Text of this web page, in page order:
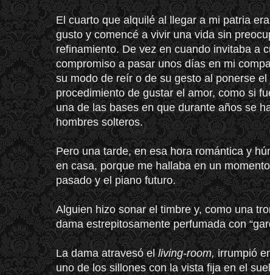
El cuarto que alquilé al llegar a mi patria
gusto y comencé a vivir una vida sin
refinamiento. De vez en cuando invitaba a
compromiso a pasar unos días en mi
su modo de reír o de su gesto al ponerse el
procedimiento de gustar el amor, como si
una de las bases en que durante años se
hombres solteros.
Pero una tarde, en esa hora romántica y
en casa, porque me hallaba en un
pasado y el piano futuro.
Alguien hizo sonar el timbre y, como una
dama estrepitosamente perfumada con
La dama atravesó elliving-room,irrumpió
uno de los sillones con la vista fija en el